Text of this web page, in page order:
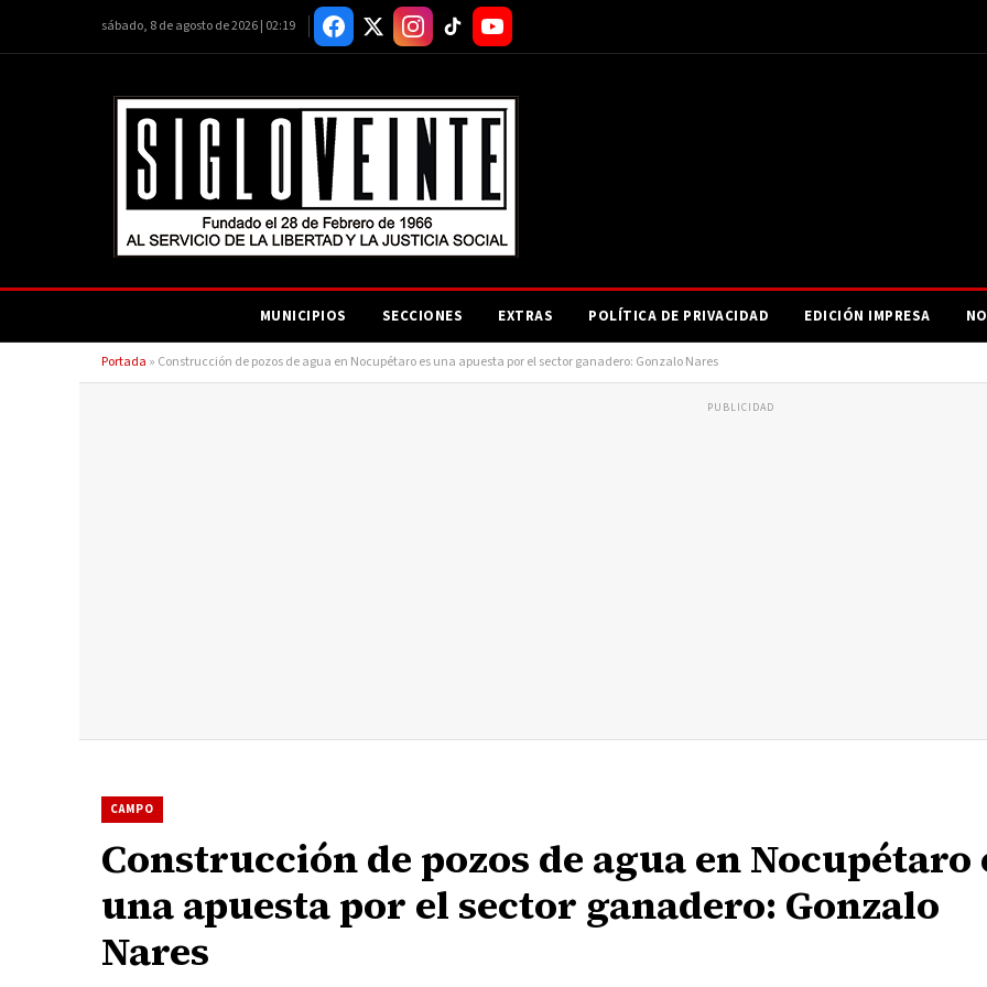
sábado, 8 de agosto de 2026 | 02:19
MUNICIPIOS SECCIONES EXTRAS POLÍTICA DE PRIVACIDAD EDICIÓN IMPRESA
Portada » Construcción de pozos de agua en Nocupétaro es una apuesta por el sector ganadero: Gonzalo Nares
PUBLICIDAD
CAMPO
Construcción de pozos de agua en Nocupétaro
una apuesta por el sector ganadero: Gonzalo
Nares